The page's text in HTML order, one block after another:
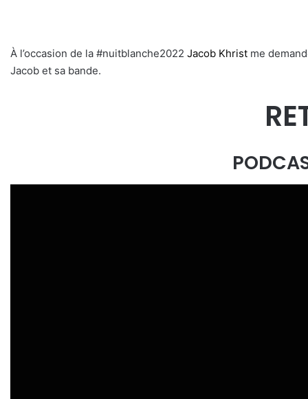
À l’occasion de la #nuitblanche2022 Jacob Khrist me
Jacob et sa bande.